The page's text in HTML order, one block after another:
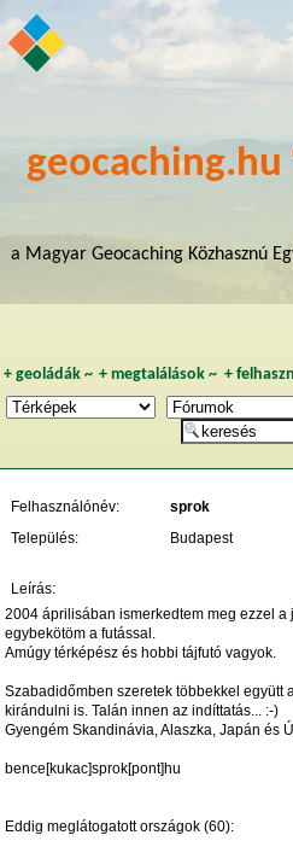
geocaching.hu
a Magyar Geocaching Közhasznú
+ geoládák~ +megtalálások ~ +
Felhasználónév:
sprok
Település:
Budapest
Leírás:
2004 áprilisában ismerkedtem meg ezzel a
egybekötöm a futással.
Amúgy térképész és hobbi tájfutó vagyok.
Szabadidőmben szeretek többekkel együtt
kirándulni is. Talán innen az indíttatás... :-)
Gyengém Skandinávia, Alaszka, Japán és
bence[kukac]sprok[pont]hu
Eddig meglátogatott országok (60):